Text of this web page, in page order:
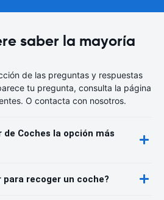
saber la mayoría
de las preguntas y respuestas
tu pregunta, consulta la página
O contacta con nosotros.
de Coches la opción más
para recoger un coche?